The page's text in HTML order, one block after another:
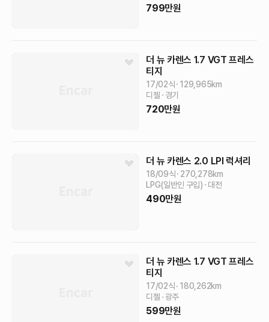
799만원
더 뉴 카렌스 1.7 VGT 프레스
티지
17/02식 129,965km
디젤
경기
720만원
더 뉴 카렌스 2.0 LPI 럭셔리
18/09식 270,278km
LPG(일반인 구입)
대전
490만원
더 뉴 카렌스 1.7 VGT 프레스
티지
17/02식 180,262km
디젤 광주
599만원